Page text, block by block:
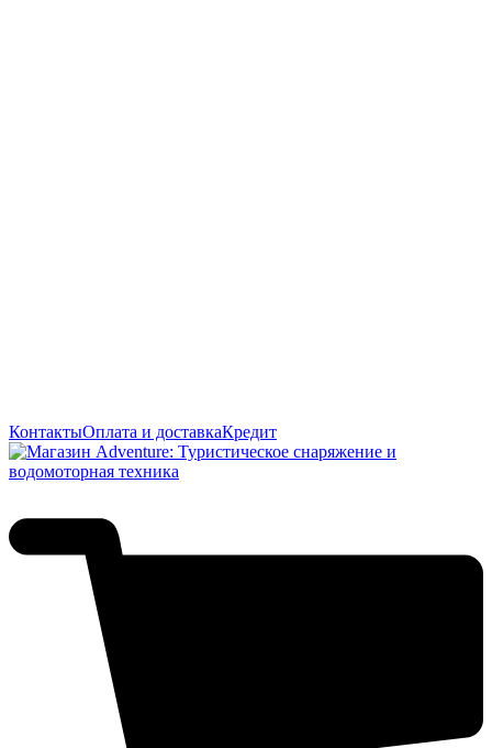
КонтактыОплата и доставкаКредит